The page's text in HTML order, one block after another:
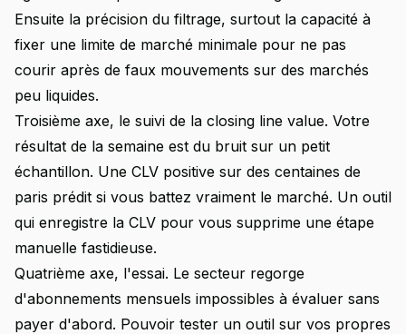
Ensuite la précision du filtrage, surtout la capacité à
fixer une limite de marché minimale pour ne pas
courir après de faux mouvements sur des marchés
peu liquides.
Troisième axe, le suivi de la closing line value. Votre
résultat de la semaine est du bruit sur un petit
échantillon. Une CLV positive sur des centaines de
paris prédit si vous battez vraiment le marché. Un outil
qui enregistre la CLV pour vous supprime une étape
manuelle fastidieuse.
Quatrième axe, l'essai. Le secteur regorge
d'abonnements mensuels impossibles à évaluer sans
payer d'abord. Pouvoir tester un outil sur vos propres